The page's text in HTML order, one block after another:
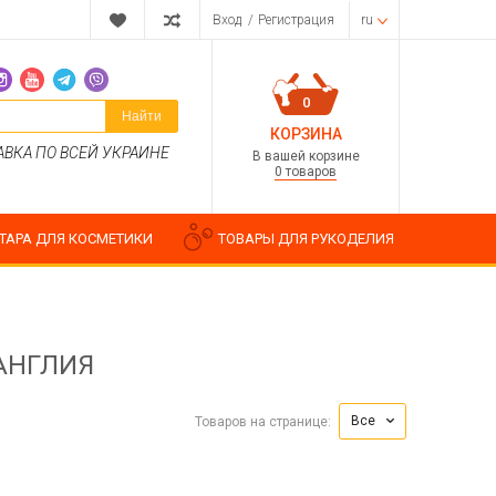
Вход / Регистрация ru
Найти
ПО ВСЕЙ УКРАИНЕ
0
КОРЗИНА
В вашей корзине
0 товаров
Пищевые ароматизаторы
ТАРА ДЛЯ КОСМЕТИКИ ТОВАРЫ ДЛЯ РУКОДЕЛИЯ
АНГЛИЯ
Товаров на странице: Все